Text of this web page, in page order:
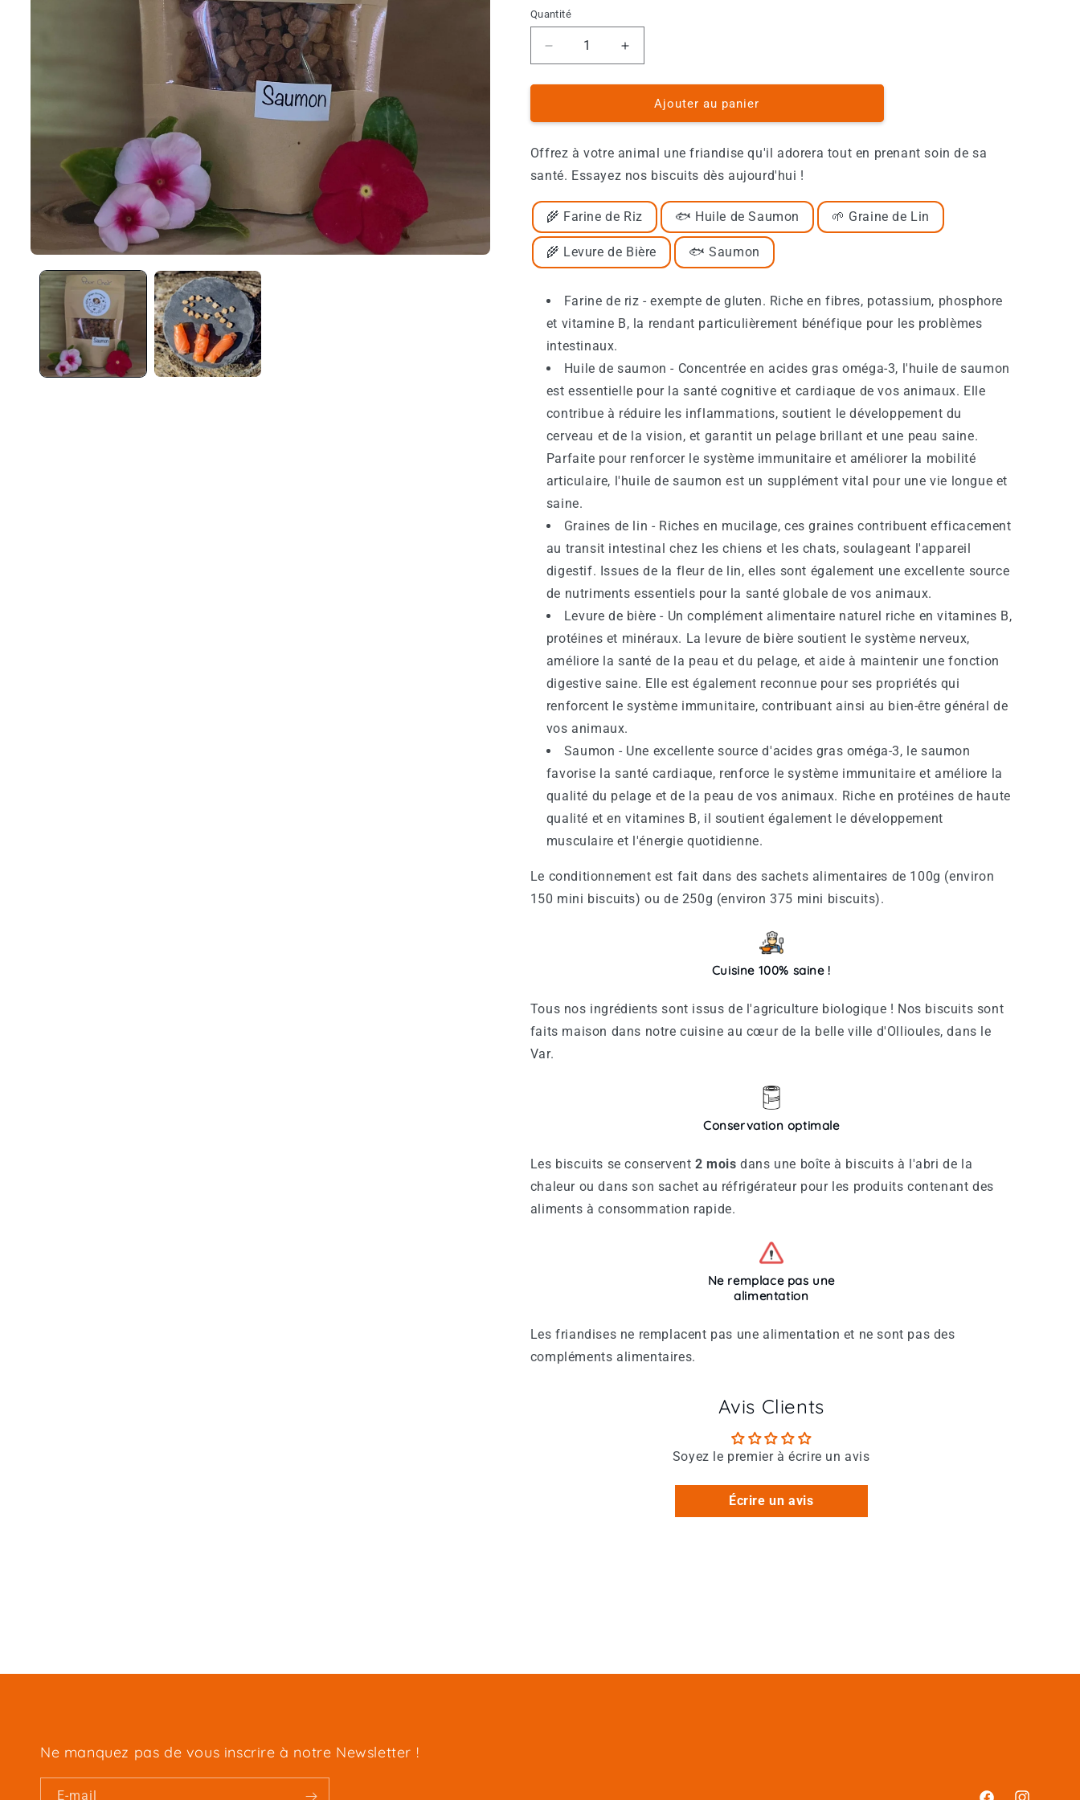
Quantité
Réduire
la
quantité
Biscuits
-
Saumon
Augmenter
la
quantité
Biscuits
-
Saumon
Ajouter au panier
Offrez à votre animal une friandise qu'il adorera tout en prenant soin de sa
santé. Essayez nos biscuits dès aujourd'hui !
🌾 Farine de Riz 🐟 Huile de Saumon 🌱 Graine de Lin
🌾 Levure de Bière 🐟 Saumon
Farine de riz - exempte de gluten. Riche en fibres, potassium, phosphore
et vitamine B, la rendant particulièrement bénéfique pour les problèmes
intestinaux.
Huile de saumon - Concentrée en acides gras oméga-3, l'huile de saumon
est essentielle pour la santé cognitive et cardiaque de vos animaux. Elle
contribue à réduire les inflammations, soutient le développement du
cerveau et de la vision, et garantit un pelage brillant et une peau saine.
Parfaite pour renforcer le système immunitaire et améliorer la mobilité
articulaire, l'huile de saumon est un supplément vital pour une vie longue et
saine.
Graines de lin - Riches en mucilage, ces graines contribuent efficacement
au transit intestinal chez les chiens et les chats, soulageant l'appareil
digestif. Issues de la fleur de lin, elles sont également une excellente source
de nutriments essentiels pour la santé globale de vos animaux.
Levure de bière - Un complément alimentaire naturel riche en vitamines B,
protéines et minéraux. La levure de bière soutient le système nerveux,
améliore la santé de la peau et du pelage, et aide à maintenir une fonction
digestive saine. Elle est également reconnue pour ses propriétés qui
renforcent le système immunitaire, contribuant ainsi au bien-être général de
vos animaux.
Saumon - Une excellente source d'acides gras oméga-3, le saumon
favorise la santé cardiaque, renforce le système immunitaire et améliore la
qualité du pelage et de la peau de vos animaux. Riche en protéines de haute
qualité et en vitamines B, il soutient également le développement
musculaire et l'énergie quotidienne.
Le conditionnement est fait dans des sachets alimentaires de 100g (environ
150 mini biscuits) ou de 250g (environ 375 mini biscuits).
Cuisine 100% saine !
Tous nos ingrédients sont issus de l'agriculture biologique ! Nos biscuits sont
faits maison dans notre cuisine au cœur de la belle ville d'Ollioules, dans le
Var.
Conservation optimale
Les biscuits se conservent 2 mois dans une boîte à biscuits à l'abri de la
chaleur ou dans son sachet au réfrigérateur pour les produits contenant des
aliments à consommation rapide.
Ne remplace pas une
alimentation
Les friandises ne remplacent pas une alimentation et ne sont pas des
compléments alimentaires.
Avis Clients
Soyez le premier à écrire un avis
Écrire un avis
Ne manquez pas de vous inscrire à notre Newsletter !
E-mail